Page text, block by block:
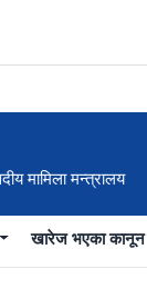
मामिला मन्त्रालय
खारेज भएका कानून